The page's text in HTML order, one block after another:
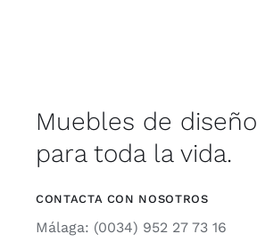
Muebles de diseño
para toda la vida.
CONTACTA CON NOSOTROS
Málaga: (0034) 952 27 73 16